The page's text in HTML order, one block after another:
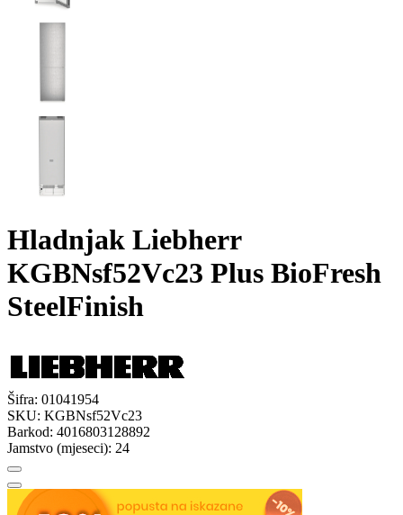
Hladnjak Liebherr
KGBNsf52Vc23 Plus BioFresh
SteelFinish
Šifra: 01041954
SKU: KGBNsf52Vc23
Barkod: 4016803128892
Jamstvo (mjeseci): 24